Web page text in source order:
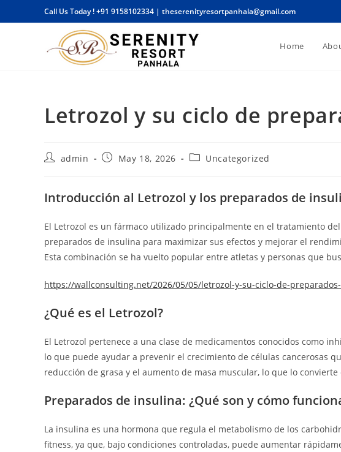
to
Call Us Today !+91 9158102334 | theserenityresortpanhala@gmail.com
Home
Letrozol y su ciclo de
Postadmin
PostMay 18, 2026
PostUncategorized
Introducción al Letrozol y los preparados de
El Letrozol es un fármaco utilizado principalmente en el tratamiento
preparados de insulina para maximizar sus efectos y mejorar el
Esta combinación se ha vuelto popular entre atletas y personas que
https://wallconsulting.net/2026/05/05/letrozol-y-su-ciclo-de-
¿Qué es el Letrozol?
El Letrozol pertenece a una clase de medicamentos conocidos como
lo que puede ayudar a prevenir el crecimiento de células cancerosas
reducción de grasa y el aumento de masa muscular, lo que lo
Preparados de insulina: ¿Qué son y cómo
La insulina es una hormona que regula el metabolismo de los
fitness, ya que, bajo condiciones controladas, puede aumentar